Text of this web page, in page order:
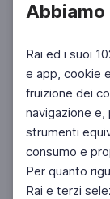
Abbiamo
Rai ed i suoi
e app, cookie
fruizione dei
navigazione
strumenti
consumo e
Per quanto
Rai e terzi